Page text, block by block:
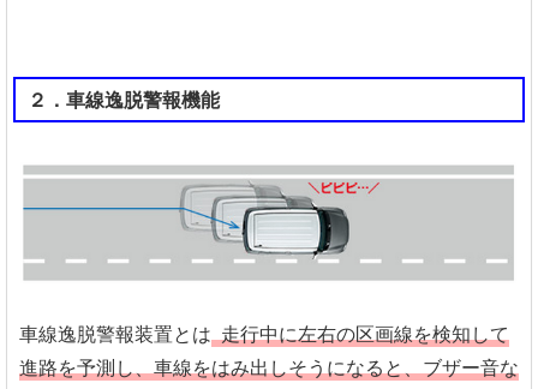
２．車線逸脱警報機能
車線逸脱警報装置とは 走行中に左右の区画線を検知して
進路を予測し、車線をはみ出しそうになると、ブザー音な